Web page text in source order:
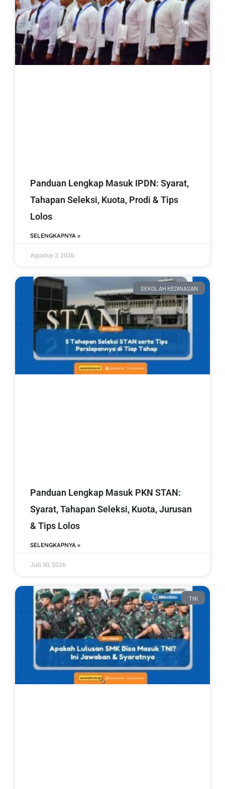
Panduan Lengkap Masuk IPDN: Syarat,
Tahapan Seleksi, Kuota, Prodi & Tips
Lolos
SELENGKAPNYA »
Agustus 3, 2026
SEKOLAH KEDINASAN
Panduan Lengkap Masuk PKN STAN:
Syarat, Tahapan Seleksi, Kuota, Jurusan
& Tips Lolos
SELENGKAPNYA »
Juli 30, 2026
TNI